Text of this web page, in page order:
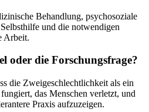
Behandlung, psychosoziale
und die notwendigen
Arbeit.
oder die Forschungsfrage?
die Zweigeschlechtlichkeit als ein
das Menschen verletzt, und
Praxis aufzuzeigen.